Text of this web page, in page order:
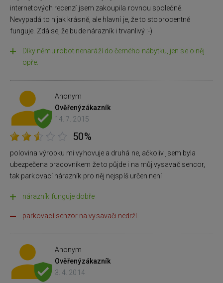
internetových recenzí jsem zakoupila rovnou společně.
Nevypadá to nijak krásně, ale hlavní je, že to stoprocentně
funguje. Zdá se, že bude nárazník i trvanlivý :-)
Díky němu robot nenaráží do černého nábytku, jen se o něj
opře.
Anonym
Ověřenýzákazník
14. 7. 2015
50%
polovina výrobku mi vyhovuje a druhá ne, ačkoliv jsem byla
ubezpečena pracovníkem že to půjde i na můj vysavač sencor,
tak parkovací nárazník pro něj nejspíš určen není
nárazník funguje dobře
parkovací senzor na vysavači nedrží
Anonym
Ověřenýzákazník
3. 4. 2014